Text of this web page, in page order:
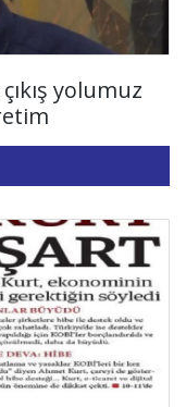
yolumuz